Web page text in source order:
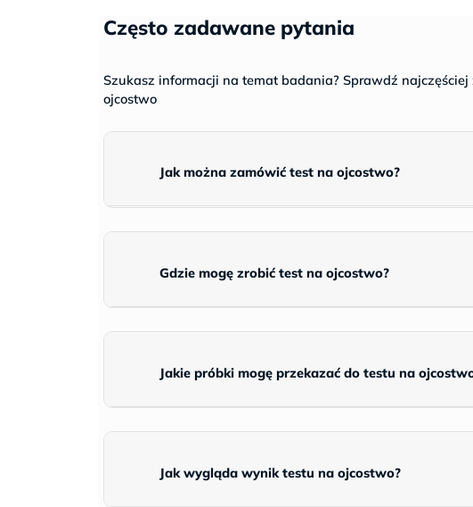
Często zadawane pytania
Szukasz informacji na temat badania? Sprawdź
ojcostwo
Jak można zamówić test na ojcostwo?
Gdzie mogę zrobić test na ojcostwo?
Jakie próbki mogę przekazać do testu na
Jak wygląda wynik testu na ojcostwo?